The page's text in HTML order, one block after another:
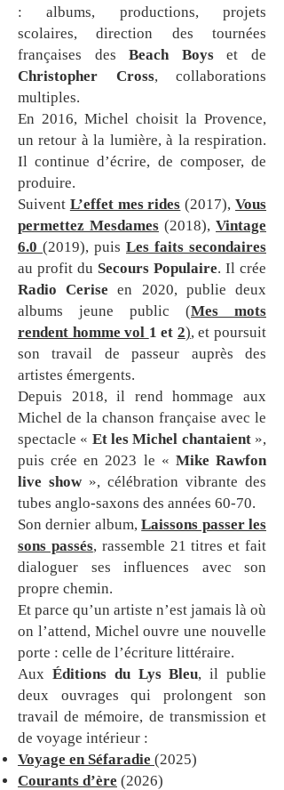
: albums, productions, projets
scolaires, direction des tournées
françaises desBeach Boyset de
Christopher Cross, collaborations
multiples.
En 2016, Michel choisit la Provence,
un retour à la lumière, à la respiration.
Il continue d’écrire, de composer, de
produire.
Suivent L’effet mes rides (2017),Vous
permettez Mesdames (2018), Vintage
6.0 (2019), puis Les faits secondaires
au profit du Secours Populaire. Il crée
Radio Cerise en 2020, publie deux
albums jeune public (Mes mots
rendent homme vol 1 et 2), et poursuit
son travail de passeur auprès des
artistes émergents.
Depuis 2018, il rend hommage aux
Michel de la chanson française avec le
spectacle « Et les Michel chantaient»,
puis crée en 2023 le « Mike Rawfon
live show », célébration vibrante des
tubes anglo‑saxons des années 60‑70.
Son dernier album,Laissons passer les
sons passés, rassemble 21 titres et fait
dialoguer ses influences avec son
propre chemin.
Et parce qu’un artiste n’est jamais là où
on l’attend, Michel ouvre une nouvelle
porte : celle de l’écriture littéraire.
Aux Éditions du Lys Bleu, il publie
deux ouvrages qui prolongent son
travail de mémoire, de transmission et
de voyage intérieur :
Voyage en Séfaradie (2025)
Courants d’ère (2026)